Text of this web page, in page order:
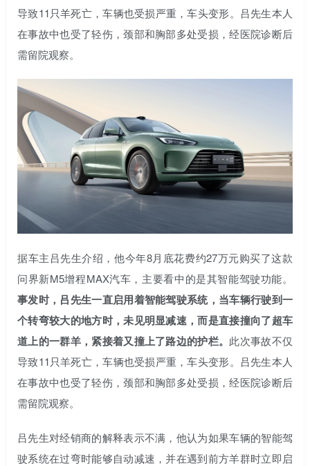
导致11只羊死亡，车辆也受损严重，车头变形。吕先生本人
在事故中也受了轻伤，颈部和胸部多处受损，经医院诊断后
需留院观察。
据车主吕先生介绍，他今年8月底花费约27万元购买了这款
问界新M5增程MAX汽车，主要看中的是其智能驾驶功能。
事发时，吕先生一直启用着智能驾驶系统，当车辆行驶到一
个转弯较大的地方时，未见明显减速，而是直接撞向了超车
道上的一群羊，紧接着又撞上了路边的护栏。 此次事故不仅
导致11只羊死亡，车辆也受损严重，车头变形。吕先生本人
在事故中也受了轻伤，颈部和胸部多处受损，经医院诊断后
需留院观察。
吕先生对经销商的解释表示不满，他认为如果车辆的智能驾
驶系统在过弯时能够自动减速，并在遇到前方羊群时立即启